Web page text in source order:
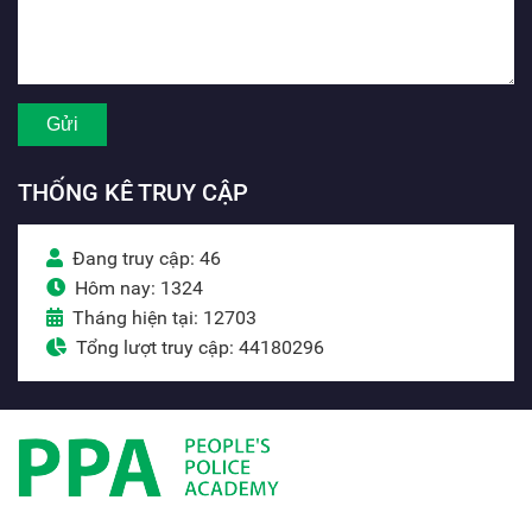
THỐNG KÊ TRUY CẬP
Đang truy cập: 46
Hôm nay: 1324
Tháng hiện tại: 12703
Tổng lượt truy cập: 44180296